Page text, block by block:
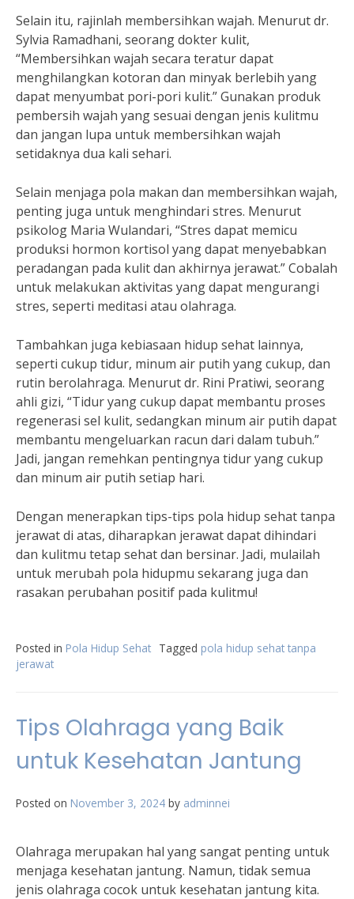
Selain itu, rajinlah membersihkan wajah. Menurut dr.
Sylvia Ramadhani, seorang dokter kulit,
“Membersihkan wajah secara teratur dapat
menghilangkan kotoran dan minyak berlebih yang
dapat menyumbat pori-pori kulit.” Gunakan produk
pembersih wajah yang sesuai dengan jenis kulitmu
dan jangan lupa untuk membersihkan wajah
setidaknya dua kali sehari.
Selain menjaga pola makan dan membersihkan wajah,
penting juga untuk menghindari stres. Menurut
psikolog Maria Wulandari, “Stres dapat memicu
produksi hormon kortisol yang dapat menyebabkan
peradangan pada kulit dan akhirnya jerawat.” Cobalah
untuk melakukan aktivitas yang dapat mengurangi
stres, seperti meditasi atau olahraga.
Tambahkan juga kebiasaan hidup sehat lainnya,
seperti cukup tidur, minum air putih yang cukup, dan
rutin berolahraga. Menurut dr. Rini Pratiwi, seorang
ahli gizi, “Tidur yang cukup dapat membantu proses
regenerasi sel kulit, sedangkan minum air putih dapat
membantu mengeluarkan racun dari dalam tubuh.”
Jadi, jangan remehkan pentingnya tidur yang cukup
dan minum air putih setiap hari.
Dengan menerapkan tips-tips pola hidup sehat tanpa
jerawat di atas, diharapkan jerawat dapat dihindari
dan kulitmu tetap sehat dan bersinar. Jadi, mulailah
untuk merubah pola hidupmu sekarang juga dan
rasakan perubahan positif pada kulitmu!
Posted in Pola Hidup Sehat Tagged pola hidup sehat tanpa
jerawat
Tips Olahraga yang Baik
untuk Kesehatan Jantung
Posted on November 3, 2024 by adminnei
Olahraga merupakan hal yang sangat penting untuk
menjaga kesehatan jantung. Namun, tidak semua
jenis olahraga cocok untuk kesehatan jantung kita.